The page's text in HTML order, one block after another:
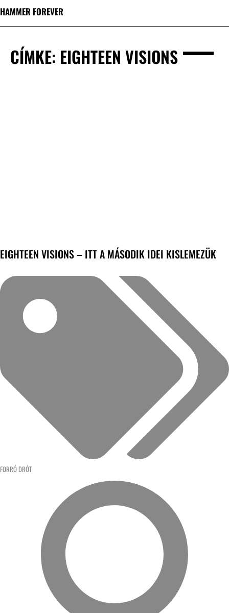
HAMMER FOREVER
CÍMKE: EIGHTEEN VISIONS
EIGHTEEN VISIONS – ITT A MÁSODIK IDEI KISLEMEZÜK
FORRÓ DRÓT